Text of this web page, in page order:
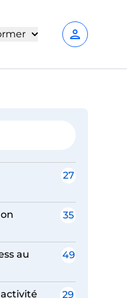
person
27
35
au
49
29